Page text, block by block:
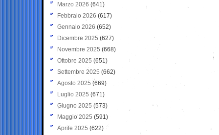
Marzo 2026 (641)
Febbraio 2026 (617)
Gennaio 2026 (652)
Dicembre 2025 (627)
Novembre 2025 (668)
Ottobre 2025 (651)
Settembre 2025 (662)
Agosto 2025 (669)
Luglio 2025 (671)
Giugno 2025 (573)
Maggio 2025 (591)
Aprile 2025 (622)